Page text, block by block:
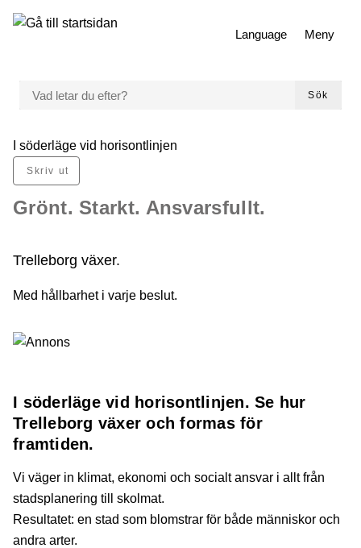
Gå till innehåll
till huvudmeny
Language
Meny
Sök
Du är här:
I söderläge vid horisontlinjen
Skriv ut
Grönt. Starkt. Ansvarsfullt.
Trelleborg växer.
Med hållbarhet i varje beslut.
I söderläge vid horisontlinjen. Se hur
Trelleborg växer och formas för
framtiden.
Vi väger in klimat, ekonomi och socialt ansvar i allt från
stadsplanering till skolmat.
Resultatet: en stad som blomstrar för både människor och
andra arter.